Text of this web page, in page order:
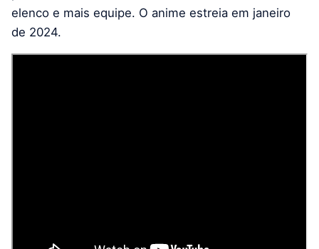
elenco e mais equipe. O anime estreia em janeiro
de 2024.